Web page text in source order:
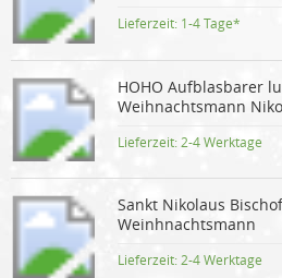
Lieferzeit: 1-4 Tage*
HOHO Aufblasbarer
Weihnachtsmann
Lieferzeit: 2-4 Werktage
Sankt Nikolaus
Weinhnachtsmann
Lieferzeit: 2-4 Werktage